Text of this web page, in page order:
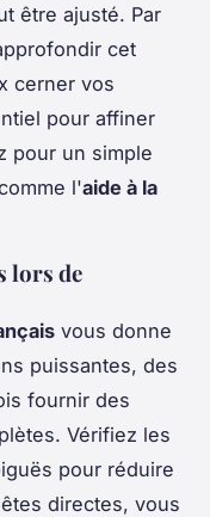
être ajusté. Par
cet
cerner vos
pour affiner
pour un simple
l'aide à la
lors de
vous donne
puissantes, des
fournir des
Vérifiez les
pour réduire
directes, vous